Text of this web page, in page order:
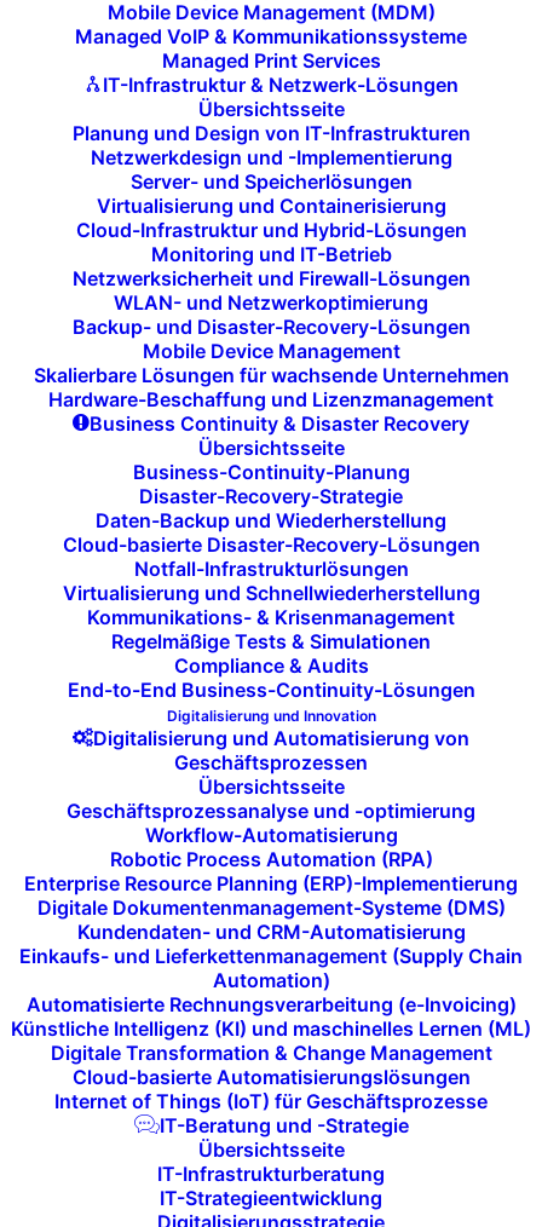
Mobile Device Management (MDM)
Managed VoIP & Kommunikationssysteme
Managed Print Services
IT-Infrastruktur & Netzwerk-Lösungen
Übersichtsseite
Planung und Design von IT-Infrastrukturen
Netzwerkdesign und -Implementierung
Server- und Speicherlösungen
Virtualisierung und Containerisierung
Cloud-Infrastruktur und Hybrid-Lösungen
Monitoring und IT-Betrieb
Netzwerksicherheit und Firewall-Lösungen
WLAN- und Netzwerkoptimierung
Backup- und Disaster-Recovery-Lösungen
Mobile Device Management
Skalierbare Lösungen für wachsende Unternehmen
Hardware-Beschaffung und Lizenzmanagement
Business Continuity & Disaster Recovery
Übersichtsseite
Business-Continuity-Planung
Disaster-Recovery-Strategie
Daten-Backup und Wiederherstellung
Cloud-basierte Disaster-Recovery-Lösungen
Notfall-Infrastrukturlösungen
Virtualisierung und Schnellwiederherstellung
Kommunikations- & Krisenmanagement
Regelmäßige Tests & Simulationen
Compliance & Audits
End-to-End Business-Continuity-Lösungen
Digitalisierung und Innovation
Digitalisierung und Automatisierung von
Geschäftsprozessen
Übersichtsseite
Geschäftsprozessanalyse und -optimierung
Workflow-Automatisierung
Robotic Process Automation (RPA)
Enterprise Resource Planning (ERP)-Implementierung
Digitale Dokumentenmanagement-Systeme (DMS)
Kundendaten- und CRM-Automatisierung
Einkaufs- und Lieferkettenmanagement (Supply Chain
Automation)
Automatisierte Rechnungsverarbeitung (e-Invoicing)
Künstliche Intelligenz (KI) und maschinelles Lernen (ML)
Digitale Transformation & Change Management
Cloud-basierte Automatisierungslösungen
Internet of Things (IoT) für Geschäftsprozesse
IT-Beratung und -Strategie
Übersichtsseite
IT-Infrastrukturberatung
IT-Strategieentwicklung
Digitalisierungsstrategie
Entwicklung von
Notfallplänen (Disaster
Recovery Plans):
Wir entwickeln maßgeschneiderte
Disaster Recovery Pläne, die genau auf
die Bedürfnisse Ihres Unternehmens
abgestimmt sind. Diese Pläne enthalten
detaillierte Strategien zur
Wiederherstellung Ihrer IT-Systeme nach
einem Ausfall oder Angriff.
Einrichtung von
redundanten Systemen
und regelmäßigen
Backups:
Um die Kontinuität Ihres
Geschäftsbetriebs zu gewährleisten,
richten wirredundante Systemeein und
führen regelmäßigeBackupsdurch.
Dadurch wird sichergestellt, dass Ihre
Daten jederzeit verfügbar sind und im Falle
eines Ausfalls sofort wiederhergestellt
werden können.